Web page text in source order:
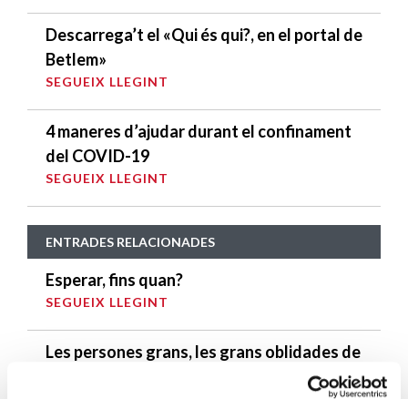
Descarrega’t el «Qui és qui?, en el portal de
Betlem»
SEGUEIX LLEGINT
4 maneres d’ajudar durant el confinament
del COVID-19
SEGUEIX LLEGINT
ENTRADES RELACIONADES
Esperar, fins quan?
SEGUEIX LLEGINT
Les persones grans, les grans oblidades de